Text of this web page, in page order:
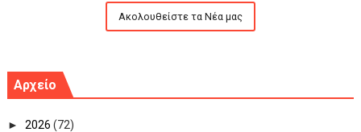
Ακολουθείστε τα Νέα μας
Αρχείο
► 2026 (72)